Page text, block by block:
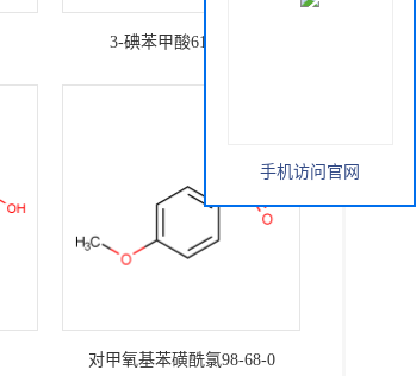
3-碘苯甲酸618-51-9
对甲氧基苯磺酰氯98-68-0
手机访问官网